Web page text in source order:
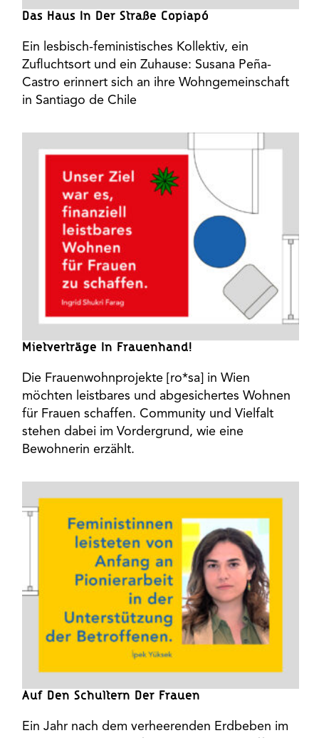
Das Haus In Der Straße Copiapó
Ein lesbisch-feministisches Kollektiv, ein
Zufluchtsort und ein Zuhause: Susana Peña-
Castro erinnert sich an ihre Wohngemeinschaft
in Santiago de Chile
Mietverträge In Frauenhand!
Die Frauenwohnprojekte [ro*sa] in Wien
möchten leistbares und abgesichertes Wohnen
für Frauen schaffen. Community und Vielfalt
stehen dabei im Vordergrund, wie eine
Bewohnerin erzählt.
Auf Den Schultern Der Frauen
Ein Jahr nach dem verheerenden Erdbeben im